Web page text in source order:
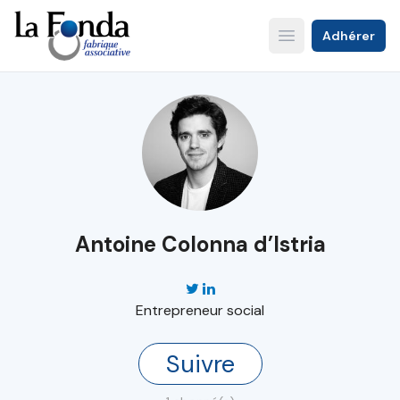
Aller
au
contenu
principal
Open main menu
Adhérer
Antoine Colonna d’Istria
Entrepreneur social
Suivre